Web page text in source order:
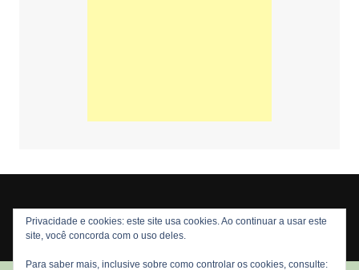
Copyright © 2026 Nós Nerds. Todos os direitos reservados
Privacidade e cookies: este site usa cookies. Ao continuar a usar este
site, você concorda com o uso deles.
Para saber mais, inclusive sobre como controlar os cookies, consulte: